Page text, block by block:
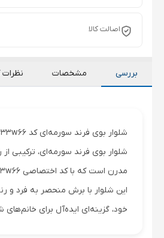
اصالت کالا
بررسی مشخصات نظرات
شلوار بوی فرند سورمه‌ای کد 633w66
شلوار بوی فرند سورمه‌ای، ترکیبی از
این شلوار با برش منحصر به فرد و
خود، گزینه‌ای ایده‌آل برای